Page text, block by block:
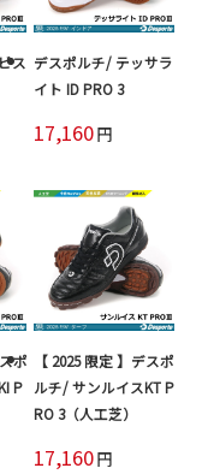
ス デスポルチ/ テッサラ
イト ID PRO 3
17,160円
ポ
P
【 2025 限定 】デスポ
ルチ/ サンルイスKT P
RO 3（人工芝）
17,160円